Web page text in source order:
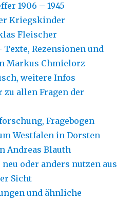
1906 – 1945
Kriegskinder
Fleischer
Rezensionen und
Markus Chmielorz
weitere Infos
zu allen Fragen der
Fragebogen
Westfalen in Dorsten
Andreas Blauth
oder anders nutzen aus
Sicht
und ähnliche